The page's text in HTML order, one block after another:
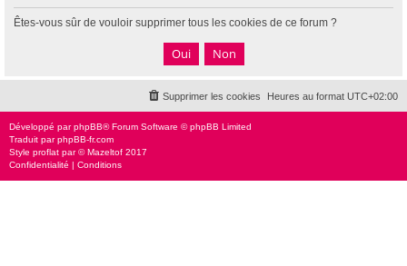
c
Êtes-vous sûr de vouloir supprimer tous les cookies de ce forum ?
Heures au format UTC+02:00
Supprimer les cookies
Développé parphpBB® Forum Software © phpBB Limited
Traduit parphpBB-fr.com
Style proflat par ©Mazeltof 2017
Confidentialité | Conditions